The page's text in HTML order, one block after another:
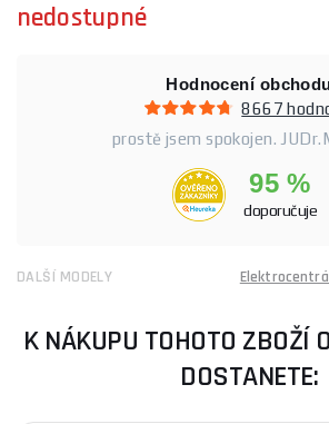
nedostupné
Hodnocení
8667
prostě jsem spokojen.
95 %
doporučuje
DALŠÍ MODELY
K NÁKUPU TOHOTO ZBOŽÍ
DOSTANETE: